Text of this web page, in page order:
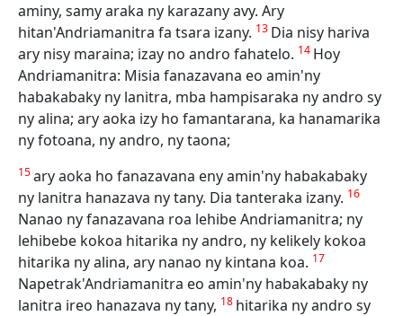
aminy, samy araka ny karazany avy. Ary
hitan'Andriamanitra fa tsara izany. 13 Dia nisy hariva
ary nisy maraina; izay no andro fahatelo. 14 Hoy
Andriamanitra: Misia fanazavana eo amin'ny
habakabaky ny lanitra, mba hampisaraka ny andro sy
ny alina; ary aoka izy ho famantarana, ka hanamarika
ny fotoana, ny andro, ny taona;
15ary aoka ho fanazavana eny amin'ny habakabaky
ny lanitra hanazava ny tany. Dia tanteraka izany. 16
Nanao ny fanazavana roa lehibe Andriamanitra; ny
lehibebe kokoa hitarika ny andro, ny kelikely kokoa
hitarika ny alina, ary nanao ny kintana koa. 17
Napetrak'Andriamanitra eo amin'ny habakabaky ny
lanitra ireo hanazava ny tany, 18 hitarika ny andro sy